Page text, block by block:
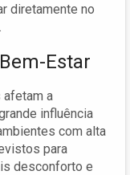
diretamente no
Estar
afetam a
influência
com alta
para
desconforto e